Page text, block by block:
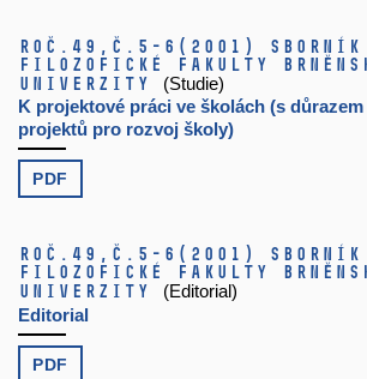
Roč.49, č.5-6 (2001)
filozofické fakulty
univerzity
(Studie)
K projektové práci ve školách (s
projektů pro rozvoj školy)
PDF
Roč.49, č.5-6 (2001)
filozofické fakulty
univerzity
(Editorial)
Editorial
PDF